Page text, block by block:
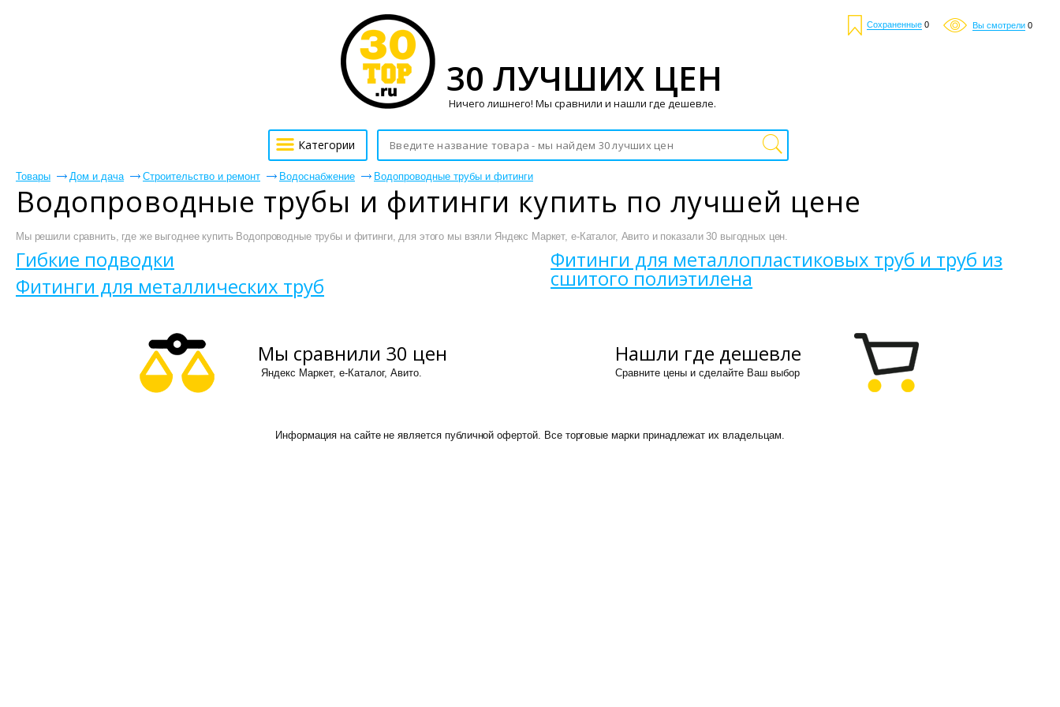
Сохраненные 0 Вы смотрели 0
Товары Дом и дача Строительство и ремонт Водоснабжение Водопроводные трубы и фитинги
Водопроводные трубы и фитинги купить по лучшей цене
Мы решили сравнить, где же выгоднее купить Водопроводные трубы и фитинги, для этого мы взяли Яндекс Маркет, е-Каталог, Авито и показали 30 выгодных цен.
Гибкие подводки
Фитинги для металлических труб
Фитинги для металлопластиковых труб и труб из
сшитого полиэтилена
Мы сравнили 30 цен
Яндекс Маркет, е-Каталог, Авито.
Нашли где дешевле
Сравните цены и сделайте Ваш выбор
Информация на сайте не является публичной офертой. Все торговые марки принадлежат их владельцам.
30 ЛУЧШИХ ЦЕН
Ничего лишнего! Мы сравнили и нашли где дешевле.
Категории